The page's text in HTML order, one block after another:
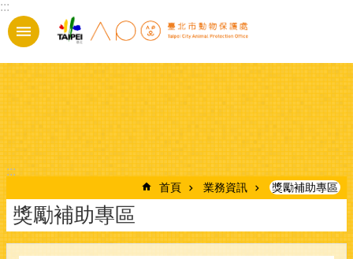
跳到主要內容區塊
:::
:::
首頁 業務資訊 獎勵補助專區
獎勵補助專區